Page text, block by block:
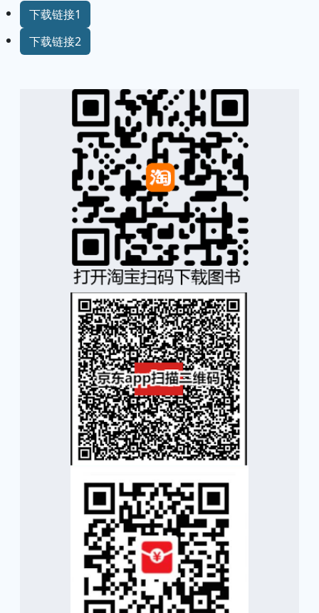
下载链接1
下载链接2